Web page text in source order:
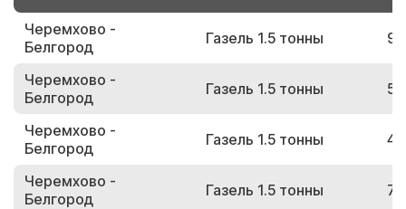
Черемхово -
Белгород
Газель 1.5 тонны
Черемхово -
Белгород
Газель 1.5 тонны
Черемхово -
Белгород
Газель 1.5 тонны
Черемхово -
Белгород
Газель 1.5 тонны